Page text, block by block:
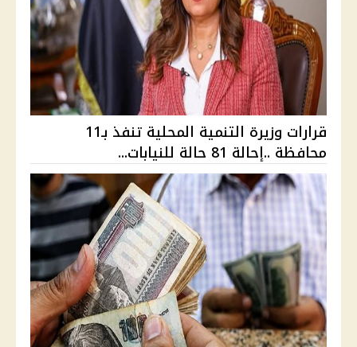
قرارات وزيرة التنمية المحلية تنفذ بـ11
محافظة ..إحالة 81 حالة للنيابات...